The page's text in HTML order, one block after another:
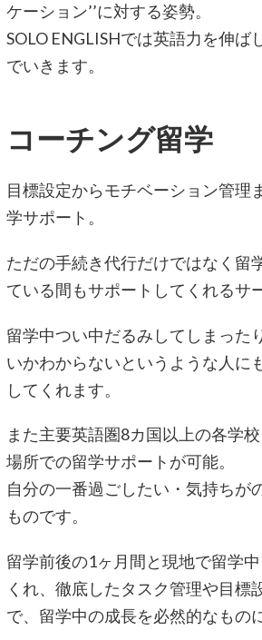
ケーション’’に対する姿勢。
SOLO ENGLISHでは英語力を伸
でいきます。
コーチング留学
目標設定からモチベーション管理
学サポート。
ただの手続き代行だけではなく留
ている間もサポートしてくれるサ
留学中つい中だるみしてしまった
いかわからないというような人に
してくれます。
また主要英語圏8カ国以上の各学
場所での留学サポートが可能。
自分の一番過ごしたい・気持ちが
ものです。
留学前後の1ヶ月間と現地で留学
くれ、徹底したタスク管理や目
で、留学中の成長を必然的なもの